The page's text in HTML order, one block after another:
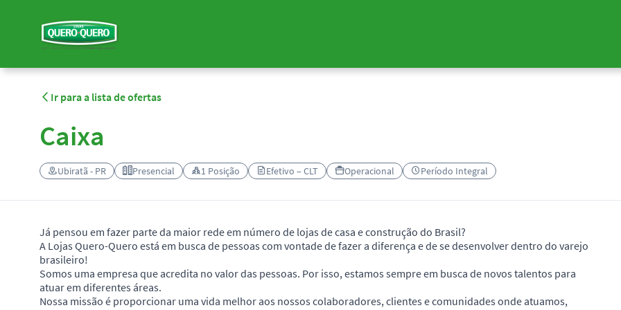
Ir para a lista de ofertas
Caixa
Ubiratã - PR Presencial 1 Posição Efetivo – CLT Operacional Período Integral
Já pensou em fazer parte da maior rede em número de lojas de casa e construção do Brasil?
A Lojas Quero-Quero está em busca de pessoas com vontade de fazer a diferença e de se desenvolver dentro do varejo
brasileiro!
Somos uma empresa que acredita no valor das pessoas. Por isso, estamos sempre em busca de novos talentos para
atuar em diferentes áreas.
Nossa missão é proporcionar uma vida melhor aos nossos colaboradores, clientes e comunidades onde atuamos,